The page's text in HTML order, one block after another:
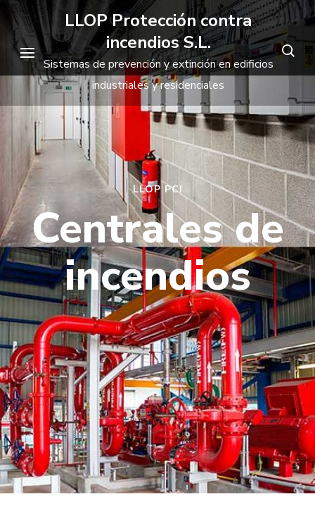
Saltar
contenido
(presiona
Intro)
LLOP Protección contra
incendios S.L.
Sistemas de prevención y extinción en edificios
industriales y residenciales
LLOP PCI
Centrales de
incendios
LLOP PCI
Grupos PCI